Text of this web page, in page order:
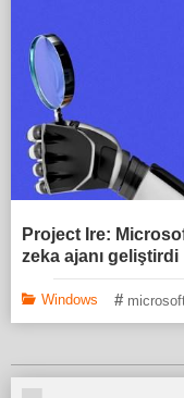
Project Ire:
zeka ajanı geliştirdi
Windows #